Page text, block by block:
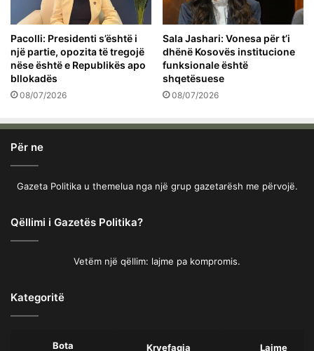
Pacolli: Presidenti s’është i
një partie, opozita të tregojë
nëse është e Republikës apo
bllokadës
08/07/2026
Sala Jashari: Vonesa për t’i
dhënë Kosovës institucione
funksionale është
shqetësuese
08/07/2026
Për ne
Gazeta Politika u themelua nga një grup gazetarësh me përvojë.
Qëllimi i Gazetës Politika?
Vetëm një qëllim: lajme pa kompromis.
Kategoritë
Bota Kryefaqja Lajme